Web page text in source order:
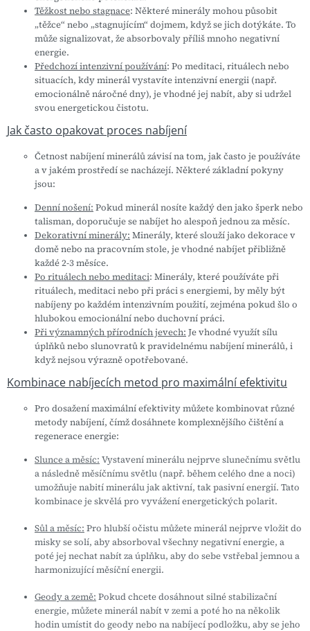
Těžkost nebo stagnace: Některé minerály mohou působit
„těžce“ nebo „stagnujícím“ dojmem, když se jich dotýkáte. To
může signalizovat, že absorbovaly příliš mnoho negativní
energie.
Předchozí intenzivní používání: Po meditaci, rituálech nebo
situacích, kdy minerál vystavíte intenzivní energii (např.
emocionálně náročné dny), je vhodné jej nabít, aby si udržel
svou energetickou čistotu.
Jak často opakovat proces nabíjení
Četnost nabíjení minerálů závisí na tom, jak často je používáte
a v jakém prostředí se nacházejí. Některé základní pokyny
jsou:
Denní nošení: Pokud minerál nosíte každý den jako šperk nebo
talisman, doporučuje se nabíjet ho alespoň jednou za měsíc.
Dekorativní minerály: Minerály, které slouží jako dekorace v
domě nebo na pracovním stole, je vhodné nabíjet přibližně
každé 2-3 měsíce.
Po rituálech nebo meditaci: Minerály, které používáte při
rituálech, meditaci nebo při práci s energiemi, by měly být
nabíjeny po každém intenzivním použití, zejména pokud šlo o
hlubokou emocionální nebo duchovní práci.
Při významných přírodních jevech: Je vhodné využít sílu
úplňků nebo slunovratů k pravidelnému nabíjení minerálů, i
když nejsou výrazně opotřebované.
Kombinace nabíjecích metod pro maximální efektivitu
Pro dosažení maximální efektivity můžete kombinovat různé
metody nabíjení, čímž dosáhnete komplexnějšího čištění a
regenerace energie:
Slunce a měsíc: Vystavení minerálu nejprve slunečnímu světlu
a následně měsíčnímu světlu (např. během celého dne a noci)
umožňuje nabití minerálu jak aktivní, tak pasivní energií. Tato
kombinace je skvělá pro vyvážení energetických polarit.
Sůl a měsíc: Pro hlubší očistu můžete minerál nejprve vložit do
misky se solí, aby absorboval všechny negativní energie, a
poté jej nechat nabít za úplňku, aby do sebe vstřebal jemnou a
harmonizující měsíční energii.
Geody a země: Pokud chcete dosáhnout silné stabilizační
energie, můžete minerál nabít v zemi a poté ho na několik
hodin umístit do geody nebo na nabíjecí podložku, aby se jeho